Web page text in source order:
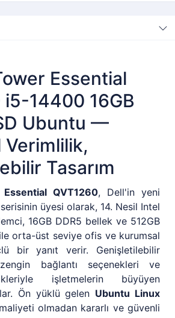
Essential
i5-14400 16GB
Ubuntu —
Verimlilik,
Tasarım
QVT1260, Dell'in yeni
üyesi olarak, 14. Nesil Intel
16GB DDR5 bellek ve 512GB
orta-üst seviye ofis ve kurumsal
bir yanıt verir. Genişletilebilir
bağlantı seçenekleri ve
işletmelerin büyüyen
Ön yüklü gelen Ubuntu Linux
olmadan kararlı ve güvenli